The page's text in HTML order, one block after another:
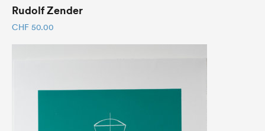
Rudolf Zender
CHF 50.00